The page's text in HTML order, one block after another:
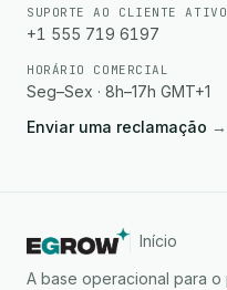
SUPORTE AO CLIENTE
+1 555 719 6197
HORÁRIO COMERCIAL
Seg–Sex · 8h–17h GMT+1
Enviar uma reclamação →
Início
A base operacional para